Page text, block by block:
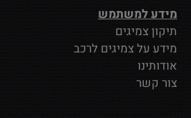
מידע למשתמש
תיקון צמיגים
מידע על צמיגים לרכב
אודותינו
צור קשר